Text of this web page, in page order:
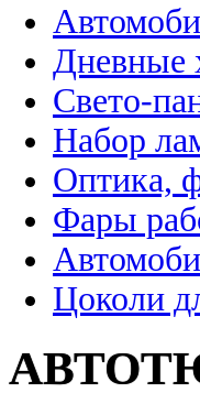
Дневные
Свето-
Набор
Оптика,
Фары
Цоколи